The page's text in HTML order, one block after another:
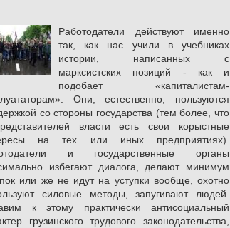
Работодатели действуют именно
так, как нас учили в учебниках
истории, написанных с
марксистских позиций - как и
подобает «капиталистам-
Они, естественно, пользуются
со стороны государства (тем более, что
власти есть свои корыстные
на тех или иных предприятиях).
и государственные органы
избегают диалога, делают минимум
или же не идут на уступки вообще, охотно
силовые методы, запугивают людей.
к этому практически антисоциальный
грузинского трудового законодательства,